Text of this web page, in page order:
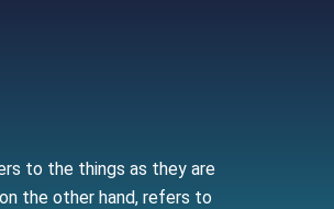
to the things as they are
the other hand, refers to